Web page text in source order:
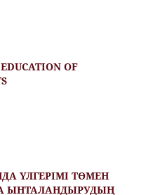
OF
ҮЛГЕРІМІ ТӨМЕН
ЫНТАЛАНДЫРУДЫҢ